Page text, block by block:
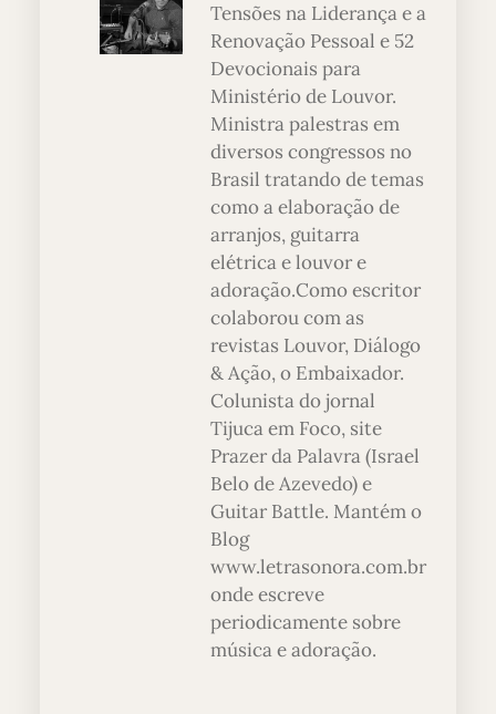
Tensões na Liderança e a
Renovação Pessoal e 52
Devocionais para
Ministério de Louvor.
Ministra palestras em
diversos congressos no
Brasil tratando de temas
como a elaboração de
arranjos, guitarra
elétrica e louvor e
adoração.Como escritor
colaborou com as
revistas Louvor, Diálogo
& Ação, o Embaixador.
Colunista do jornal
Tijuca em Foco, site
Prazer da Palavra (Israel
Belo de Azevedo) e
Guitar Battle. Mantém o
Blog
www.letrasonora.com.br
onde escreve
periodicamente sobre
música e adoração.